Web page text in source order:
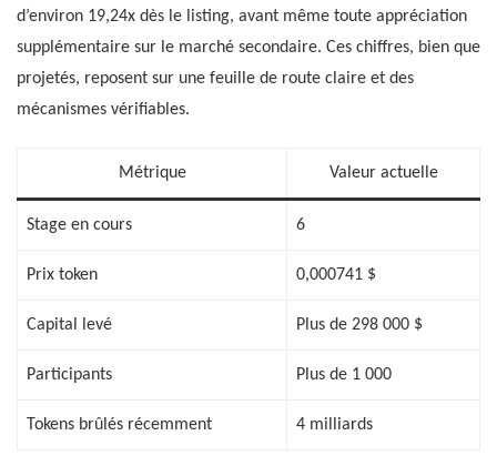
d’environ 19,24x dès le listing, avant même toute appréciation
supplémentaire sur le marché secondaire. Ces chiffres, bien que
projetés, reposent sur une feuille de route claire et des
mécanismes vérifiables.
Métrique Valeur actuelle
Stage en cours 6
Prix token 0,000741 $
Capital levé Plus de 298 000 $
Participants Plus de 1 000
Tokens brûlés récemment 4 milliards